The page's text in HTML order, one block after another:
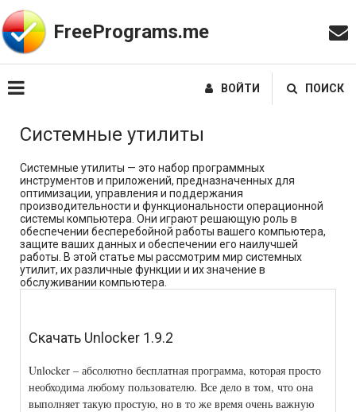
FreePrograms.me
ВОЙТИ ПОИСК
Системные утилиты
Системные утилиты — это набор программных
инструментов и приложений, предназначенных для
оптимизации, управления и поддержания
производительности и функциональности операционной
системы компьютера. Они играют решающую роль в
обеспечении бесперебойной работы вашего компьютера,
защите ваших данных и обеспечении его наилучшей
работы. В этой статье мы рассмотрим мир системных
утилит, их различные функции и их значение в
обслуживании компьютера.
Скачать Unlocker 1.9.2
Unlocker – абсолютно бесплатная программа, которая просто
необходима любому пользователю. Все дело в том, что она
выполняет такую простую, но в то же время очень важную